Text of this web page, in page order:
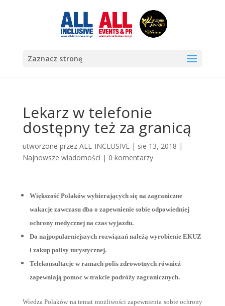
Zaznacz stronę
Lekarz w telefonie
dostępny też za granicą
utworzone przez ALL-INCLUSIVE| sie 13, 2018 |
Najnowsze wiadomości | 0 komentarzy
Większość Polaków wybierających się na zagraniczne
wakacje zawczasu dba o zapewnienie sobie odpowiedniej
ochrony medycznej na czas wyjazdu.
Do najpopularniejszych rozwiązań należą wyrobienie EKUZ
i zakup polisy turystycznej.
Telekonsultacje w ramach polis zdrowotnych również
zapewniają pomoc w trakcie podróży zagranicznych.
Wiedza Polaków na temat możliwości zapewnienia sobie ochrony